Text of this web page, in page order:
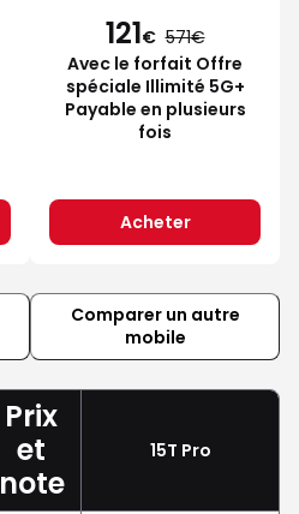
121€ 571
Avec le forfait Offre
spéciale Illimité 5G+
Payable en plusieurs
fois
Acheter
Comparer un autre
mobile
Prix
et
note
15T Pro